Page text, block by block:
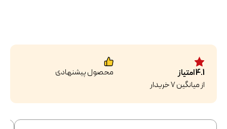
4.1امتیاز
از میانگین7خریدار
محصول پیشنهادی